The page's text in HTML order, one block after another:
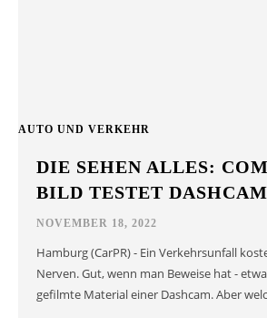
AUTO UND VERKEHR
DIE SEHEN ALLES:
BILD TESTET
NOVEMBER 18, 2022
Hamburg (CarPR) - Ein Verkehrsunfall kostet Geld, Zeit und
Nerven. Gut, wenn man Beweise hat -
gefilmte Material einer Dashcam. Aber